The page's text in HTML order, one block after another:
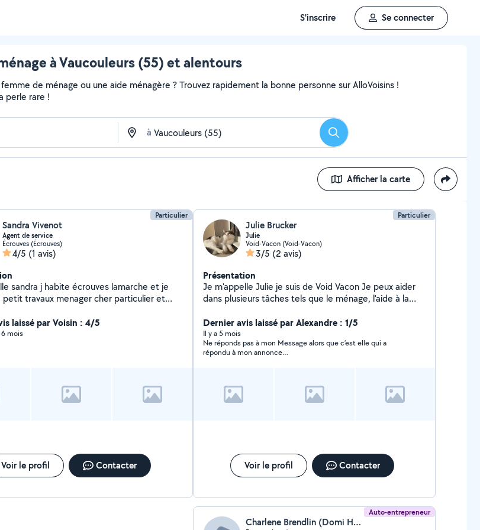
S'inscrire Se connecter
à Vaucouleurs (55) et alentours
de ménage ou une aide ménagère ? Trouvez rapidement la bonne personne sur AlloVoisins !
perle rare !
à Rechercher
Afficher la carte
Particulier
Sandra Vivenot
Agent de service
Écrouves (Écrouves)
4/5 (1 avis)
j habite écrouves lamarche et je
petit travaux menager cher particulier et
laissé par Voisin : 4/5
6 mois
Voir le profil Contacter
Particulier
Julie Brucker
Julie
Void-Vacon (Void-Vacon)
3/5 (2 avis)
Présentation
Je m'appelle Julie je suis de Void Vacon Je peux aider
dans plusieurs tâches tels que le ménage, l'aide à la
Dernier avis laissé par Alexandre : 1/5
Il y a 5 mois
Ne réponds pas à mon Message alors que c’est elle qui a
répondu à mon annonce…
Voir le profil Contacter
Auto-entrepreneur
Charlene Brendlin (Domi Home Services)